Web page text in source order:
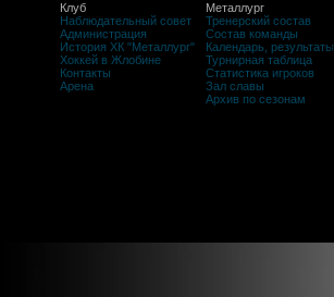
Клуб
Наблюдательный совет
Администрация
История ХК "Металлург"
Хоккей в Жлобине
Контакты
Арена
Металлург
Тренерский состав
Состав команды
Календарь, результаты
Турнирная таблица
Статистика игроков
Зал славы
Архив по сезонам